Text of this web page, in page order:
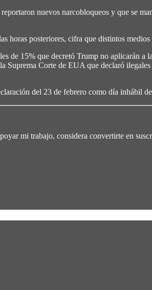
nuevos narcobloqueos y que se
posteriores, cifra que distintos
de 15% que decretó Trump no aplicarán a
Corte de EUA que declaró
del 23 de febrero como día inhábil
mi trabajo, considera convertirte en